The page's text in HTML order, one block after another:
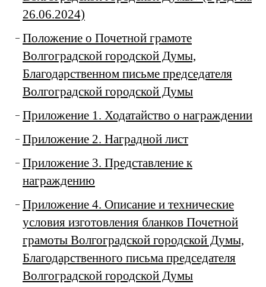
26.06.2024)
Положение о Почетной грамоте
Волгоградской городской Думы,
Благодарственном письме председателя
Волгоградской городской Думы
Приложение 1. Ходатайство о награждении
Приложение 2. Наградной лист
Приложение 3. Представление к
награждению
Приложение 4. Описание и технические
условия изготовления бланков Почетной
грамоты Волгоградской городской Думы,
Благодарственного письма председателя
Волгоградской городской Думы